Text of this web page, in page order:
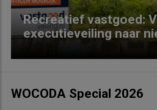
Recreatief vastgoed:
executieveiling naar
WOCODA Special 2026